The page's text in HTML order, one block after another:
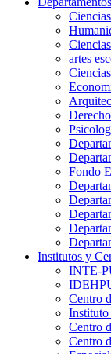
artes
Derecho
Fondo
Institutos y
INTE-
Centro
Centro
Centro